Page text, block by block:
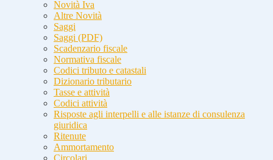
Novità Iva
Altre Novità
Saggi
Saggi (PDF)
Scadenzario fiscale
Normativa fiscale
Codici tributo e catastali
Dizionario tributario
Tasse e attività
Codici attività
Risposte agli interpelli e alle istanze di consulenza
giuridica
Ritenute
Ammortamento
Circolari